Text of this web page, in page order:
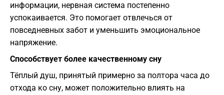
информации, нервная система постепенно
успокаивается. Это помогает отвлечься от
повседневных забот и уменьшить эмоциональное
напряжение.
Способствует более качественному сну
Тёплый душ, принятый примерно за полтора часа до
отхода ко сну, может положительно влиять на